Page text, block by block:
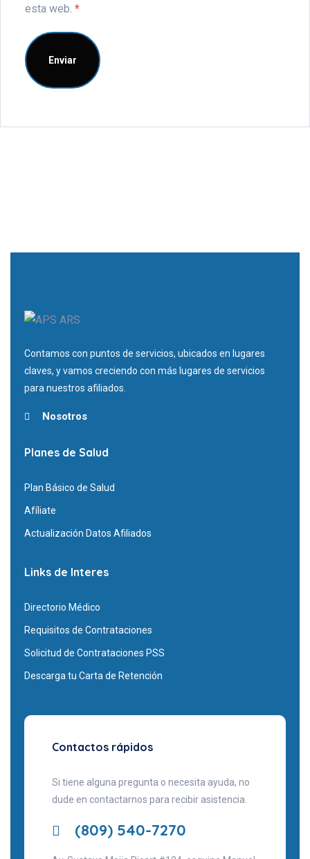
esta web. *
Contamos con puntos de servicios, ubicados en lugares
claves, y vamos creciendo con más lugares de servicios
para nuestros afiliados.
Nosotros
Planes de Salud
Plan Básico de Salud
Afíliate
Actualización Datos Afiliados
Links de Interes
Directorio Médico
Requisitos de Contrataciones
Solicitud de Contrataciones PSS
Descarga tu Carta de Retención
Contactos rápidos
Si tiene alguna pregunta o necesita ayuda, no
dude en contactarnos para recibir asistencia.
(809) 540-7270